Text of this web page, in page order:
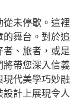
從未停歇。這裡
的舞台。對於追
者、旅者，或是
將帶您深入信義
現代美學巧妙融
計上展現令人